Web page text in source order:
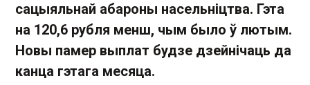
сацыяльнай абароны насельніцтва. Гэта
на 120,6 рубля менш, чым было ў лютым.
Новы памер выплат будзе дзейнічаць да
канца гэтага месяца.